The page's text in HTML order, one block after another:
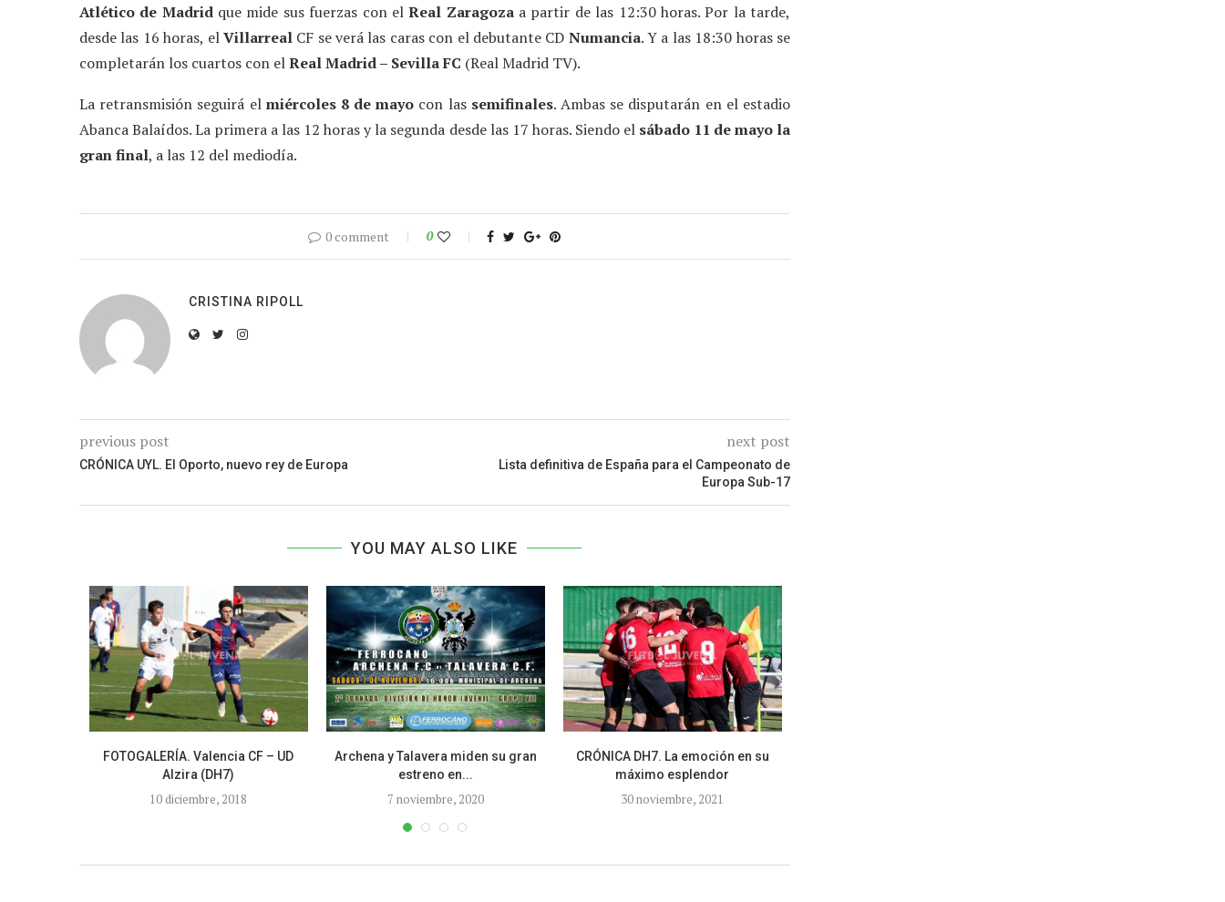
Atlético de Madridque mide sus fuerzas con elReal Zaragozaa partir de las 12:30 horas. Por la tarde,
desde las 16 horas, elVillarrealCF se verá las caras con el debutante CD Numancia. Y a las 18:30 horas se
completarán los cuartos con elReal Madrid – Sevilla FC (Real Madrid TV).
La retransmisión seguirá el miércoles 8 de mayo con las semifinales. Ambas se disputarán en el estadio
Abanca Balaídos. La primera a las 12 horas y la segunda desde las 17 horas. Siendo el sábado 11 de mayo la
gran final, a las 12 del mediodía.
0 comment 0
CRISTINA RIPOLL
previous post
CRÓNICA UYL. El Oporto, nuevo rey de Europa
next post
Lista definitiva de España para el Campeonato de
Europa Sub-17
YOU MAY ALSO LIKE
FOTOGALERÍA. Valencia CF – UD
Alzira (DH7)
10 diciembre, 2018
Archena y Talavera miden su gran
estreno en...
7 noviembre, 2020
CRÓNICA DH7. La emoción en su
máximo esplendor
30 noviembre, 2021